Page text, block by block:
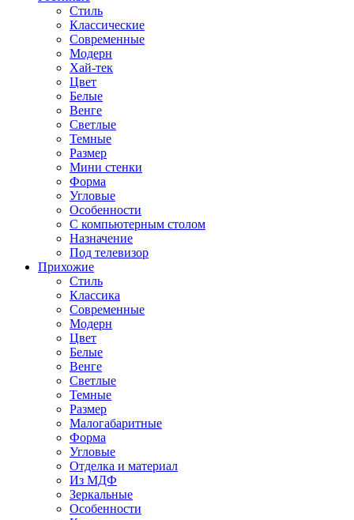
Стиль
Классические
Современные
Модерн
Хай-тек
Цвет
Белые
Венге
Светлые
Темные
Размер
Мини стенки
Форма
Угловые
Особенности
С компьютерным столом
Назначение
Под телевизор
Прихожие
Стиль
Классика
Современные
Модерн
Цвет
Белые
Венге
Светлые
Темные
Размер
Малогабаритные
Форма
Угловые
Отделка и материал
Из МДФ
Зеркальные
Особенности